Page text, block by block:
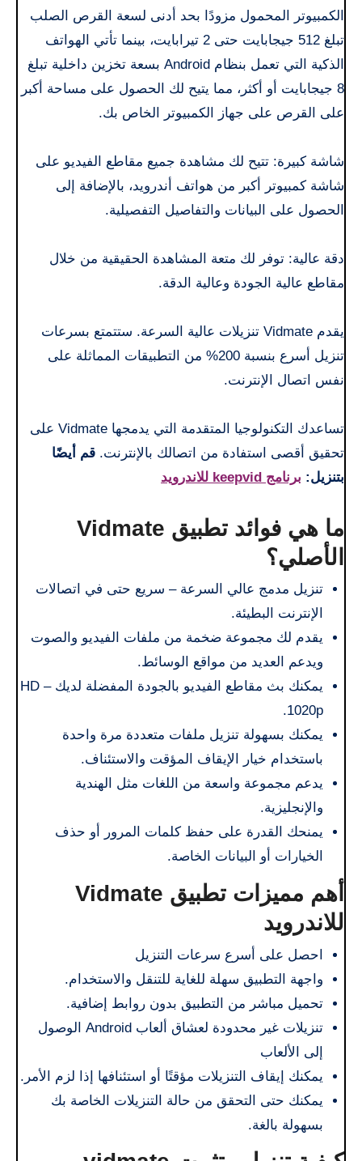
الكمبيوتر المحمول مزودًا بحد أدنى لسعة القرص الصلب
تبلغ 512 جيجابايت حتى 2 تيرابايت، بينما تأتي الهواتف
الذكية التي تعمل بنظام Android بسعة تخزين داخلية تبلغ
8 جيجابايت أو أكثر، مما يتيح لك الحصول على مساحة أكبر
على القرص على جهاز الكمبيوتر الخاص بك.
شاشة كبيرة: تتيح لك مشاهدة جميع مقاطع الفيديو على
شاشة كمبيوتر أكبر من هواتف أندرويد، بالإضافة إلى
الحصول على البيانات والتفاصيل التفصيلية.
دقة عالية: توفر لك متعة المشاهدة الحقيقية من خلال
مقاطع عالية الجودة وعالية الدقة.
يقدم Vidmate تنزيلات عالية السرعة. ستتمتع بسرعات
تنزيل أسرع بنسبة 200% من التطبيقات المماثلة على
نفس اتصال الإنترنت.
تساعدك التكنولوجيا المتقدمة التي يدمجها Vidmate على
تحقيق أقصى استفادة من اتصالك بالإنترنت. قم أيضًا
بتنزيل: برنامج keepvid للاندرويد
ما هي فوائد تطبيق Vidmate
الأصلي؟
تنزيل مدمج عالي السرعة – سريع حتى في اتصالات
الإنترنت البطيئة.
يقدم لك مجموعة ضخمة من ملفات الفيديو والصوت
ويدعم العديد من مواقع الوسائط.
يمكنك بث مقاطع الفيديو بالجودة المفضلة لديك – HD
1020p.
يمكنك بسهولة تنزيل ملفات متعددة مرة واحدة
باستخدام خيار الإيقاف المؤقت والاستئناف.
يدعم مجموعة واسعة من اللغات مثل الهندية
والإنجليزية.
يمنحك القدرة على حفظ كلمات المرور أو حذف
الخيارات أو البيانات الخاصة.
أهم مميزات تطبيق Vidmate
للاندرويد
احصل على أسرع سرعات التنزيل
واجهة التطبيق سهلة للغاية للتنقل والاستخدام.
تحميل مباشر من التطبيق بدون روابط إضافية.
تنزيلات غير محدودة لعشاق ألعاب Android الوصول
إلى الألعاب
يمكنك إيقاف التنزيلات مؤقتًا أو استئنافها إذا لزم الأمر.
يمكنك حتى التحقق من حالة التنزيلات الخاصة بك
بسهولة بالغة.